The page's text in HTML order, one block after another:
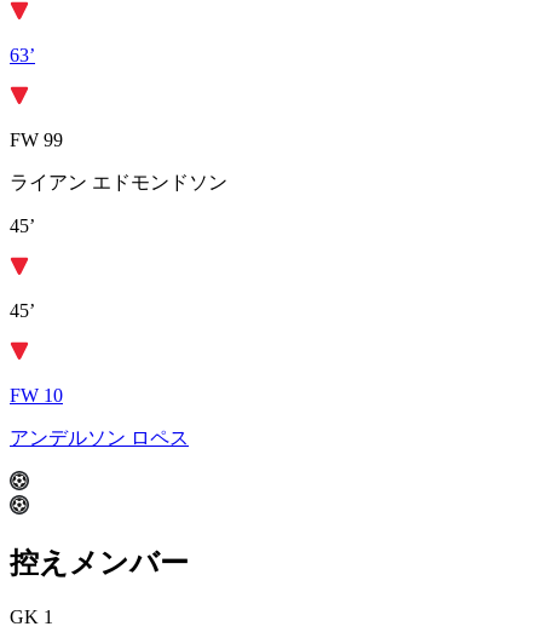
63’
FW 99
ライアン エドモンドソン
45’
45’
FW 10
アンデルソン ロペス
控えメンバー
GK 1